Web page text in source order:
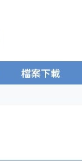
檔案下載